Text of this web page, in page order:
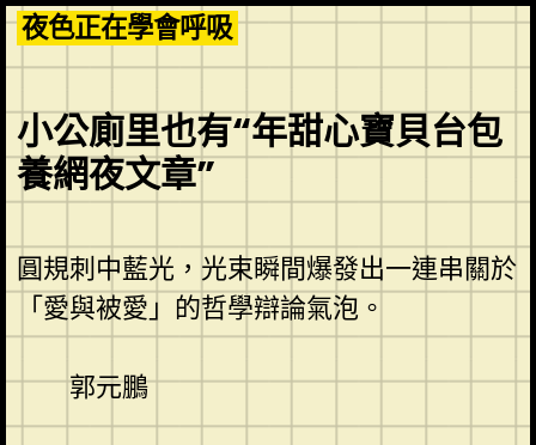
Skip
to
content
夜色正在學會呼吸
小公廁里也有“年甜心寶貝台包
養網夜文章”
圓規刺中藍光，光束瞬間爆發出一連串關於
「愛與被愛」的哲學辯論氣泡。
郭元鵬